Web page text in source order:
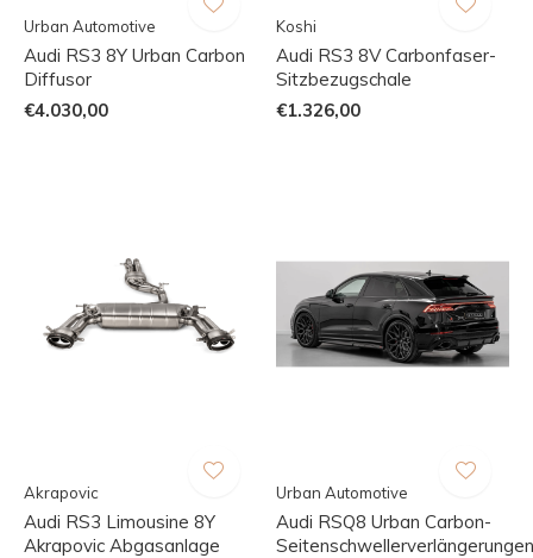
Urban Automotive
Audi RS3 8Y Urban Carbon
Diffusor
€4.030,00
Koshi
Audi RS3 8V Carbonfaser-
Sitzbezugschale
€1.326,00
Akrapovic
Audi RS3 Limousine 8Y
Akrapovic Abgasanlage
Urban Automotive
Audi RSQ8 Urban Carbon-
Seitenschwellerverlängerungen